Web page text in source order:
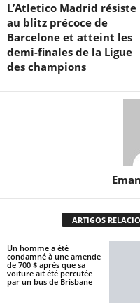
L’Atletico Madrid résiste
au blitz précoce de
Barcelone et atteint les
demi-finales de la Ligue
des champions
ARTIGOS
Un homme a été
condamné à une amende
de 700 $ après que sa
voiture ait été percutée
par un bus de Brisbane